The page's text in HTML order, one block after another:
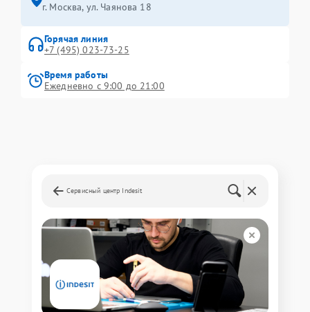
г. Москва, ул. Чаянова 18
Горячая линия
+7 (495) 023-73-25
Время работы
Ежедневно с 9:00 до 21:00
Сервисный центр Indesit